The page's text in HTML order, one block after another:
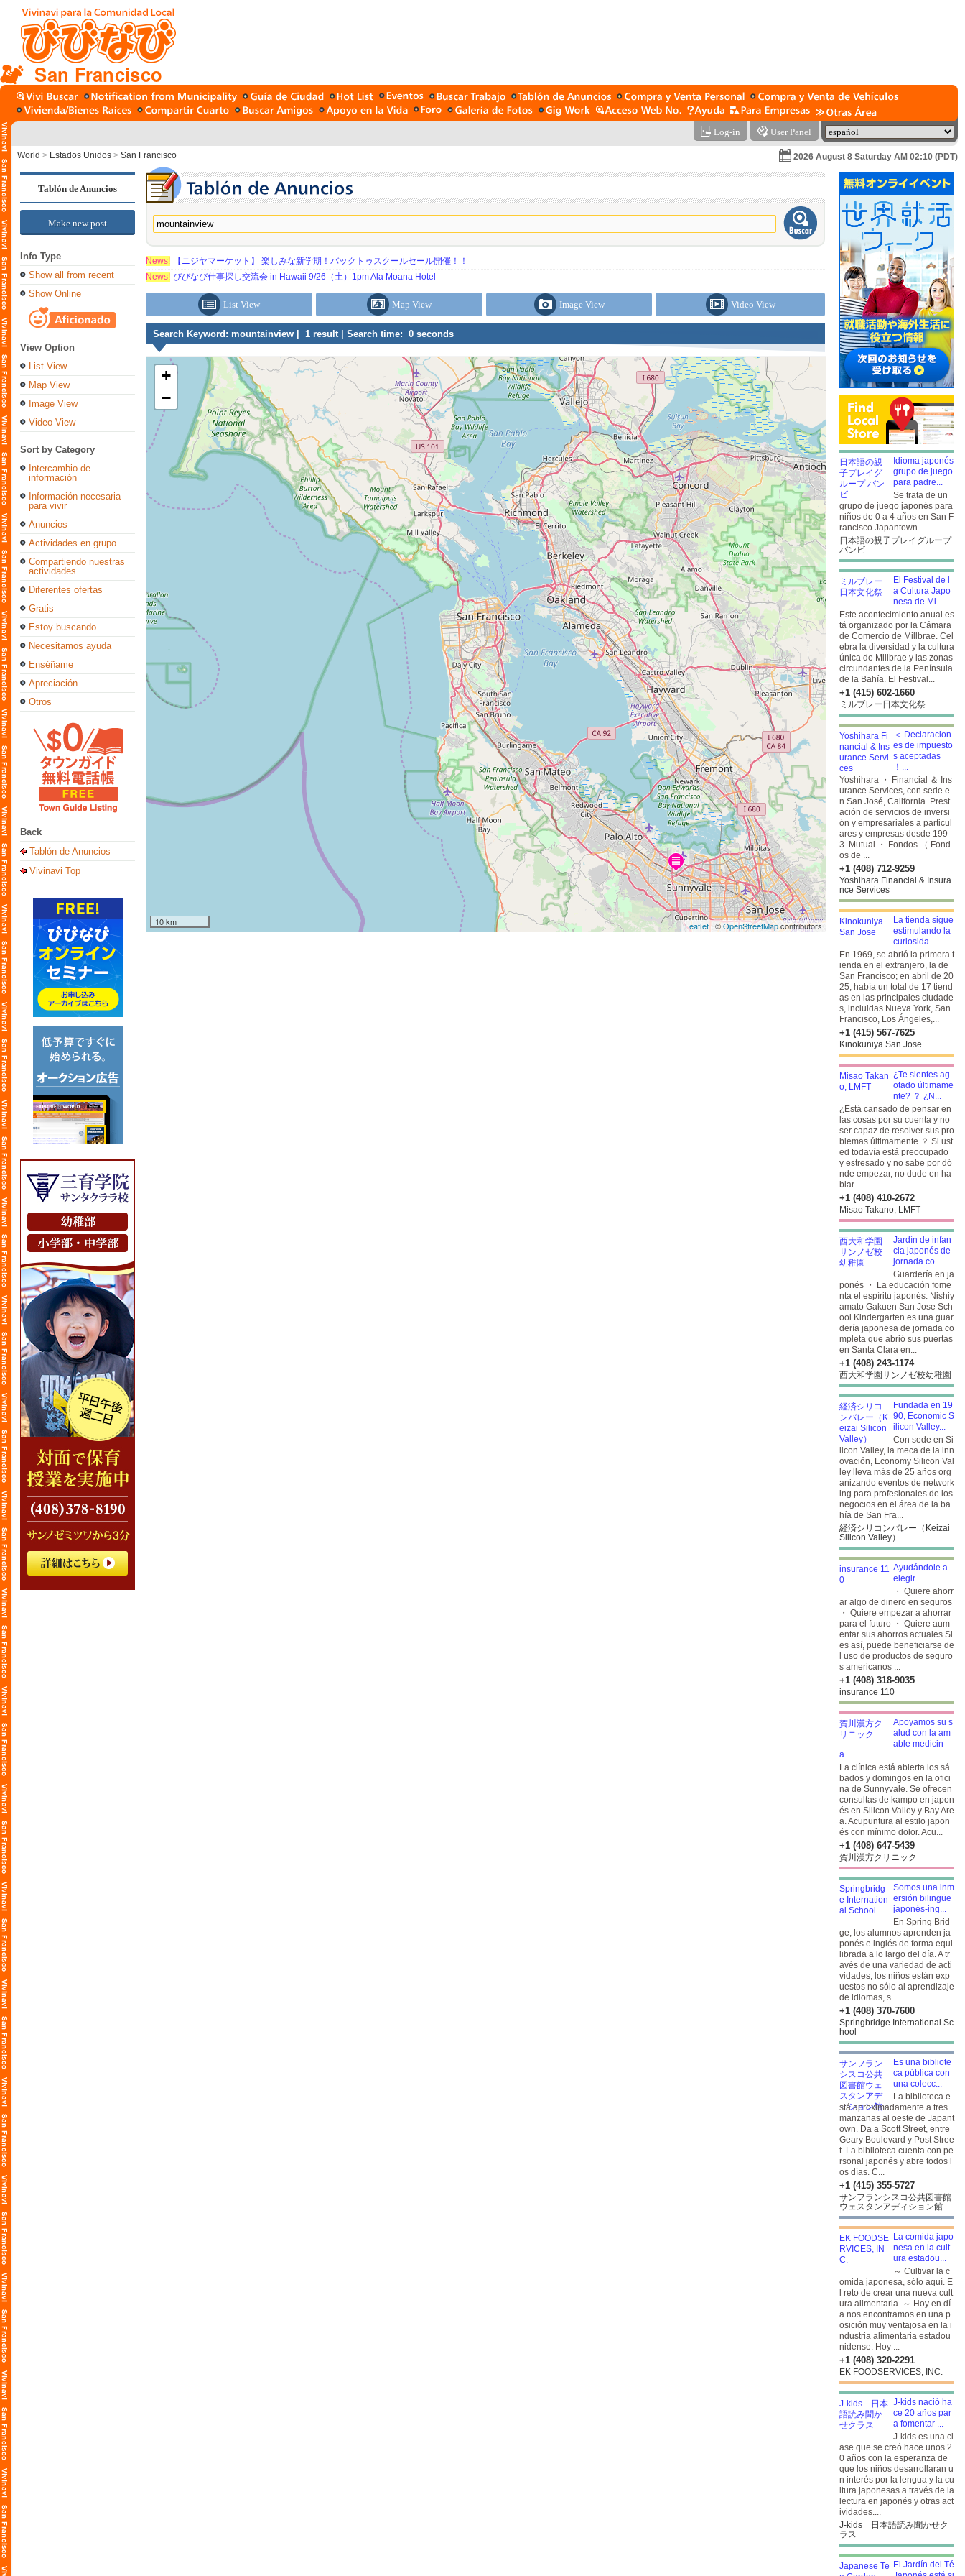
San Francisco
Log-in User Panel
World > Estados Unidos > San Francisco 2026 August 8 Saturday AM 02:10 (PDT)
Tablón de Anuncios
Make new post
Info Type
Show all from recent
Show Online
View Option
List View
Map View
Image View
Video View
Sort by Category
Intercambio de
información
Información necesaria
para vivir
Anuncios
Actividades en grupo
Compartiendo nuestras
actividades
Diferentes ofertas
Gratis
Estoy buscando
Necesitamos ayuda
Enséñame
Apreciación
Otros
Back
Tablón de Anuncios
Vivinavi Top
News!
【ニジヤマーケット】 楽しみな新学期！バックトゥスクールセール開催！！
News! びびなび仕事探し交流会 in Hawaii 9/26（土）1pm Ala Moana Hotel
List View Map View Image View Video View
Search Keyword: mountainview | 1 result | Search time: 0 seconds
+
−
10 km Leaflet| ©OpenStreetMapcontributors
Idioma japonés
grupo de juego
para padre...
Se trata de un
grupo de juego japonés para
niños de 0 a 4 años en San F
rancisco Japantown.
日本語の親子プレイグループ
バンビ
El Festival de l
a Cultura Japo
nesa de Mi...
Este acontecimiento anual es
tá organizado por la Cámara
de Comercio de Millbrae. Cel
ebra la diversidad y la cultura
única de Millbrae y las zonas
circundantes de la Península
de la Bahía. El Festival...
+1 (415) 602-1660
ミルブレー日本文化祭
＜ Declaracion
es de impuesto
s aceptadas
！...
Yoshihara ・ Financial ＆ Ins
urance Services, con sede e
n San José, California. Prest
ación de servicios de inversi
ón y empresariales a particul
ares y empresas desde 199
3. Mutual ・ Fondos （ Fond
os de ...
+1 (408) 712-9259
Yoshihara Financial & Insura
nce Services
La tienda sigue
estimulando la
curiosida...
En 1969, se abrió la primera t
ienda en el extranjero, la de
San Francisco; en abril de 20
25, había un total de 17 tiend
as en las principales ciudade
s, incluidas Nueva York, San
Francisco, Los Ángeles,...
+1 (415) 567-7625
Kinokuniya San Jose
¿Te sientes ag
otado últimame
nte? ？ ¿N...
¿Está cansado de pensar en
las cosas por su cuenta y no
ser capaz de resolver sus pro
blemas últimamente ？ Si ust
ed todavía está preocupado
y estresado y no sabe por dó
nde empezar, no dude en ha
blar...
+1 (408) 410-2672
Misao Takano, LMFT
Jardín de infan
cia japonés de
jornada co...
Guardería en ja
ponés ・ La educación fome
nta el espíritu japonés. Nishiy
amato Gakuen San Jose Sch
ool Kindergarten es una guar
dería japonesa de jornada co
mpleta que abrió sus puertas
en Santa Clara en...
+1 (408) 243-1174
西大和学園サンノゼ校幼稚園
Fundada en 19
90, Economic S
ilicon Valley...
Con sede en Si
licon Valley, la meca de la inn
ovación, Economy Silicon Val
ley lleva más de 25 años org
anizando eventos de network
ing para profesionales de los
negocios en el área de la ba
hía de San Fra...
経済シリコンバレー（Keizai
Silicon Valley）
Ayudándole a
elegir ...
・ Quiere ahorr
ar algo de dinero en seguros
・ Quiere empezar a ahorrar
para el futuro ・ Quiere aum
entar sus ahorros actuales Si
es así, puede beneficiarse de
l uso de productos de seguro
s americanos ...
+1 (408) 318-9035
insurance 110
Apoyamos su s
alud con la am
able medicin
a...
La clínica está abierta los sá
bados y domingos en la ofici
na de Sunnyvale. Se ofrecen
consultas de kampo en japon
és en Silicon Valley y Bay Are
a. Acupuntura al estilo japon
és con mínimo dolor. Acu...
+1 (408) 647-5439
賀川漢方クリニック
Somos una inm
ersión bilingüe
japonés-ing...
En Spring Brid
ge, los alumnos aprenden ja
ponés e inglés de forma equi
librada a lo largo del día. A tr
avés de una variedad de acti
vidades, los niños están exp
uestos no sólo al aprendizaje
de idiomas, s...
+1 (408) 370-7600
Springbridge International Sc
hool
Es una bibliote
ca pública con
una colecc...
La biblioteca e
stá aproximadamente a tres
manzanas al oeste de Japant
own. Da a Scott Street, entre
Geary Boulevard y Post Stree
t. La biblioteca cuenta con pe
rsonal japonés y abre todos l
os días. C...
+1 (415) 355-5727
サンフランシスコ公共図書館
ウェスタンアディション館
La comida japo
nesa en la cult
ura estadou...
～ Cultivar la c
omida japonesa, sólo aquí. E
l reto de crear una nueva cult
ura alimentaria. ～ Hoy en dí
a nos encontramos en una p
osición muy ventajosa en la i
ndustria alimentaria estadou
nidense. Hoy ...
+1 (408) 320-2291
EK FOODSERVICES, INC.
J-kids nació ha
ce 20 años par
a fomentar ...
J-kids es una cl
ase que se creó hace unos 2
0 años con la esperanza de
que los niños desarrollaran u
n interés por la lengua y la cu
ltura japonesas a través de la
lectura en japonés y otras act
ividades....
J-kids 日本語読み聞かせク
ラス
El Jardín del Té